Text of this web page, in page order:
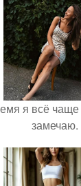
я всё чаще
замечаю.